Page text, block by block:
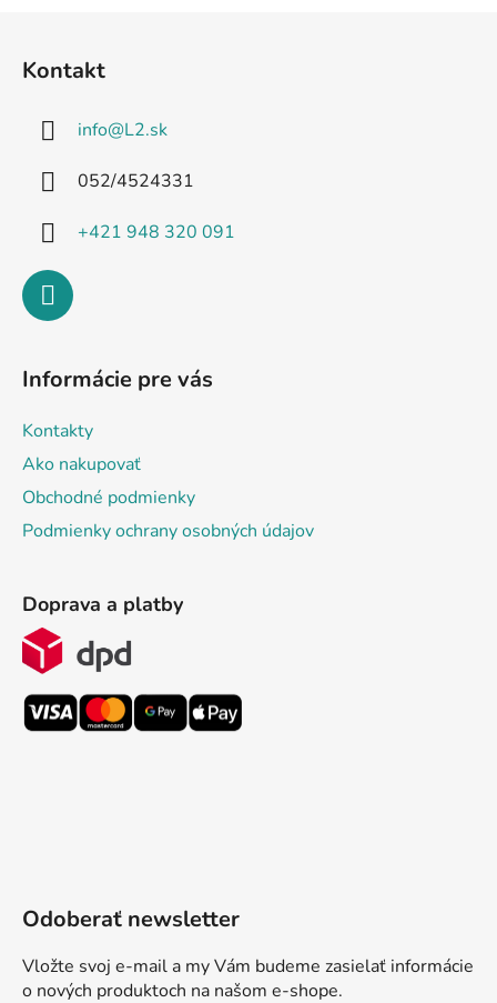
Kontakt
info@L2.sk
052/4524331
+421 948 320 091
Informácie pre vás
Kontakty
Ako nakupovať
Obchodné podmienky
Podmienky ochrany osobných údajov
Doprava a platby
Odoberať newsletter
Vložte svoj e-mail a my Vám budeme zasielať informácie
o nových produktoch na našom e-shope.